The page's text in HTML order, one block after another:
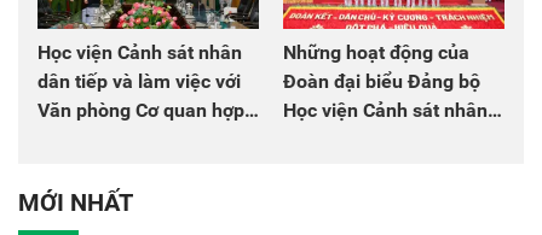
Học viện Cảnh sát nhân
dân tiếp và làm việc với
Văn phòng Cơ quan hợp
Những hoạt động của
Đoàn đại biểu Đảng bộ
Học viện Cảnh sát nhân
MỚI NHẤT